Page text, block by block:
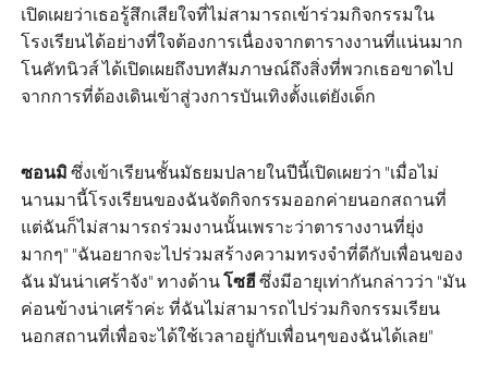
เปิดเผยว่าเธอรู้สึกเสียใจที่ไม่สามารถเข้าร่วมกิจกรรมใน
โรงเรียนได้อย่างที่ใจต้องการเนื่องจากตารางงานที่แน่นมาก
โนคัทนิวส์ ได้เปิดเผยถึงบทสัมภาษณ์ถึงสิ่งที่พวกเธอขาดไป
จากการที่ต้องเดินเข้าสู่วงการบันเทิงตั้งแต่ยังเด็ก
ซอนมิซึ่งเข้าเรียนชั้นมัธยมปลายในปีนี้เปิดเผยว่า "เมื่อไม่
นานมานี้โรงเรียนของฉันจัดกิจกรรมออกค่ายนอกสถานที่
แต่ฉันก็ไม่สามารถร่วมงานนั้นเพราะว่าตารางงานที่ยุ่ง
มากๆ" "ฉันอยากจะไปร่วมสร้างความทรงจำที่ดีกับเพื่อนของ
ฉัน มันน่าเศร้าจัง" ทางด้านโซฮีซึ่งมีอายุเท่ากันกล่าวว่า "มัน
ค่อนข้างน่าเศร้าค่ะ ที่ฉันไม่สามารถไปร่วมกิจกรรมเรียน
นอกสถานที่เพื่อจะได้ใช้เวลาอยู่กับเพื่อนๆของฉันได้เลย"